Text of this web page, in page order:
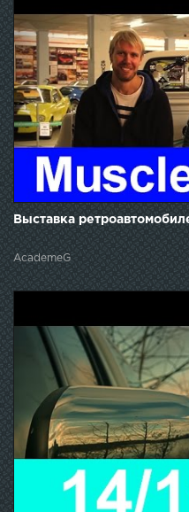
Выставка
AcademeG